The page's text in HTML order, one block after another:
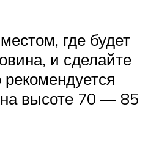
где будет
и сделайте
высоте 70 — 85